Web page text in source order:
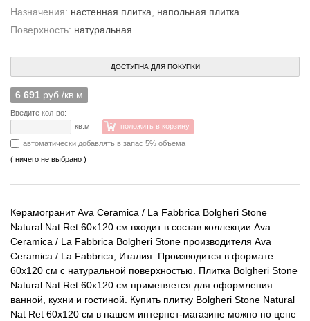
Назначения: настенная плитка
напольная плитка
Поверхность: натуральная
ДОСТУПНА ДЛЯ ПОКУПКИ
6 691 руб./кв.м
Введите кол-во:
кв.м
положить в корзину
автоматически добавлять в запас 5% объема
( ничего не выбрано )
Керамогранит Ava Ceramica / La Fabbrica Bolgheri Stone
Natural Nat Ret 60x120 см входит в состав коллекции Ava
Ceramica / La Fabbrica Bolgheri Stone производителя Ava
Ceramica / La Fabbrica, Италия. Производится в формате
60x120 см с натуральной поверхностью. Плитка Bolgheri Stone
Natural Nat Ret 60x120 см применяется для оформления
ванной, кухни и гостиной. Купить плитку Bolgheri Stone Natural
Nat Ret 60x120 см в нашем интернет-магазине можно по цене